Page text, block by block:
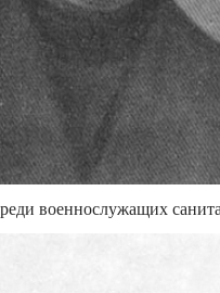
военнослужащих